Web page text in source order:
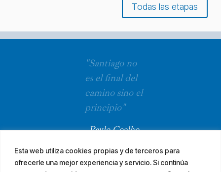
Esta web utiliza cookies propias y de terceros para
ofrecerle una mejor experiencia y servicio. Si continúa
Todas las etapas
"Santiago no
es el final del
camino sino el
principio"
Paulo Coelho